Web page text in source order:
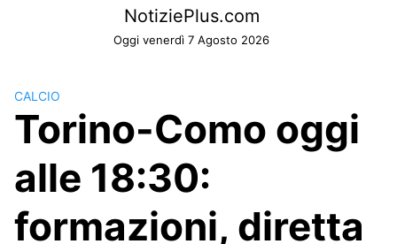
NotiziePlus.com
Oggi venerdì 7 Agosto 2026
CALCIO
Torino-Como oggi
alle 18:30:
formazioni, diretta